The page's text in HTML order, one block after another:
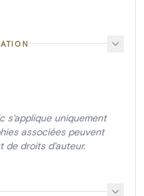
s'applique uniquement
associées peuvent
de droits d'auteur.